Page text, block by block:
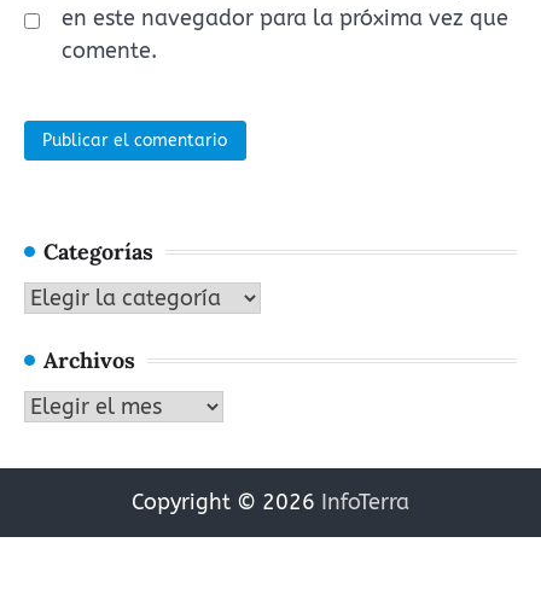
en este navegador para la próxima vez que
comente.
Categorías
Categorías
Archivos
Archivos
Copyright © 2026 InfoTerra